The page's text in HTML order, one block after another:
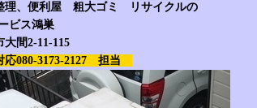
理、便利屋 粗大ゴミ リサイクルの
ビス鴻巣
大間2-11-115
応080-3173-2127 担当